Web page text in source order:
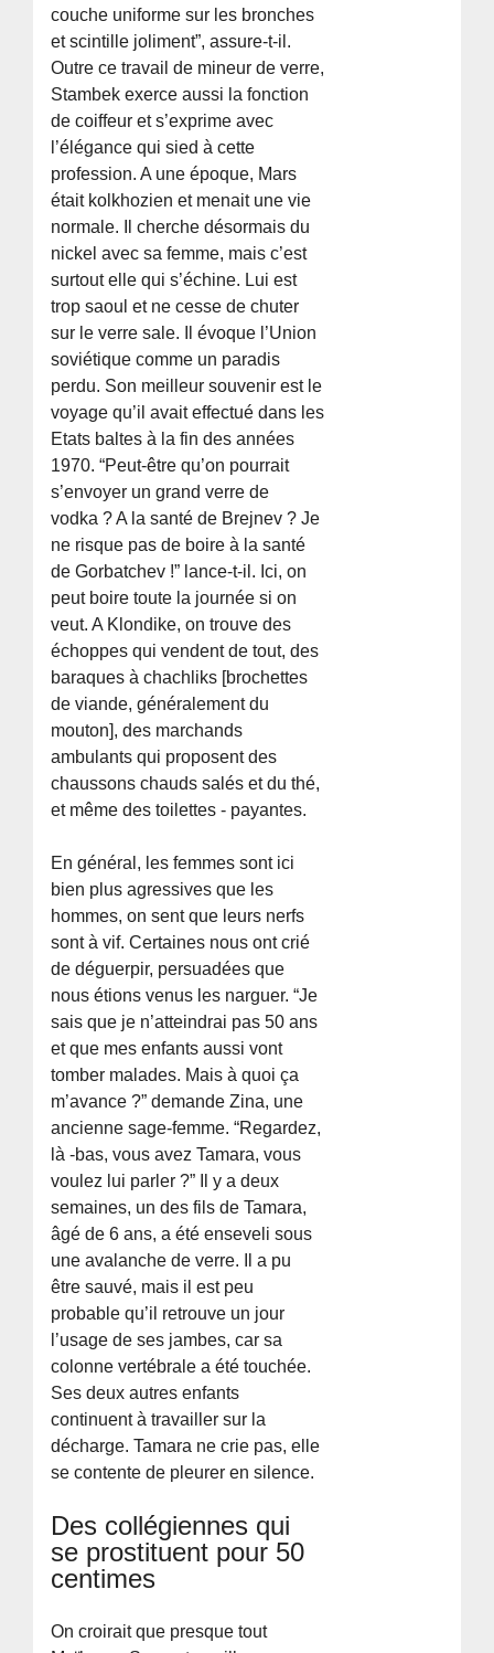
couche uniforme sur les bronches
et scintille joliment”, assure-t-il.
Outre ce travail de mineur de verre,
Stambek exerce aussi la fonction
de coiffeur et s’exprime avec
l’élégance qui sied à cette
profession. A une époque, Mars
était kolkhozien et menait une vie
normale. Il cherche désormais du
nickel avec sa femme, mais c’est
surtout elle qui s’échine. Lui est
trop saoul et ne cesse de chuter
sur le verre sale. Il évoque l’Union
soviétique comme un paradis
perdu. Son meilleur souvenir est le
voyage qu’il avait effectué dans les
Etats baltes à la fin des années
1970. “Peut-être qu’on pourrait
s’envoyer un grand verre de
vodka ? A la santé de Brejnev ? Je
ne risque pas de boire à la santé
de Gorbatchev !” lance-t-il. Ici, on
peut boire toute la journée si on
veut. A Klondike, on trouve des
échoppes qui vendent de tout, des
baraques à chachliks [brochettes
de viande, généralement du
mouton], des marchands
ambulants qui proposent des
chaussons chauds salés et du thé,
et même des toilettes - payantes.
En général, les femmes sont ici
bien plus agressives que les
hommes, on sent que leurs nerfs
sont à vif. Certaines nous ont crié
de déguerpir, persuadées que
nous étions venus les narguer. “Je
sais que je n’atteindrai pas 50 ans
et que mes enfants aussi vont
tomber malades. Mais à quoi ça
m’avance ?” demande Zina, une
ancienne sage-femme. “Regardez,
là -bas, vous avez Tamara, vous
voulez lui parler ?” Il y a deux
semaines, un des fils de Tamara,
âgé de 6 ans, a été enseveli sous
une avalanche de verre. Il a pu
être sauvé, mais il est peu
probable qu’il retrouve un jour
l’usage de ses jambes, car sa
colonne vertébrale a été touchée.
Ses deux autres enfants
continuent à travailler sur la
décharge. Tamara ne crie pas, elle
se contente de pleurer en silence.
Des collégiennes qui
se prostituent pour 50
centimes
On croirait que presque tout